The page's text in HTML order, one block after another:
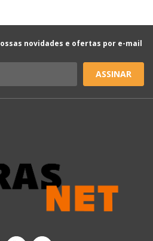
novidades e ofertas por e-mail
ASSINAR